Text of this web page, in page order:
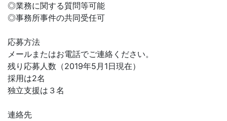
◎業務に関する質問等可能
◎事務所事件の共同受任可
応募方法
メールまたはお電話でご連絡ください。
残り応募人数（2019年5月1日現在）
採用は2名
独立支援は３名
連絡先